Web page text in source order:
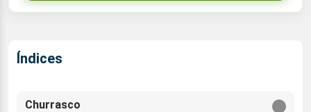
Índices
Churrasco